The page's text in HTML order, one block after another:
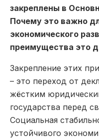
закреплены в
Почему это важно
экономического
преимущества это
Закрепление этих
– это переход от
жёстким
государства перед
Социальная
устойчивого